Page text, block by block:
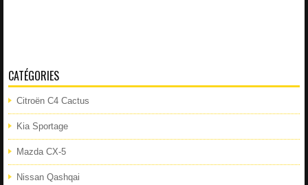
CATÉGORIES
Citroën C4 Cactus
Kia Sportage
Mazda CX-5
Nissan Qashqai